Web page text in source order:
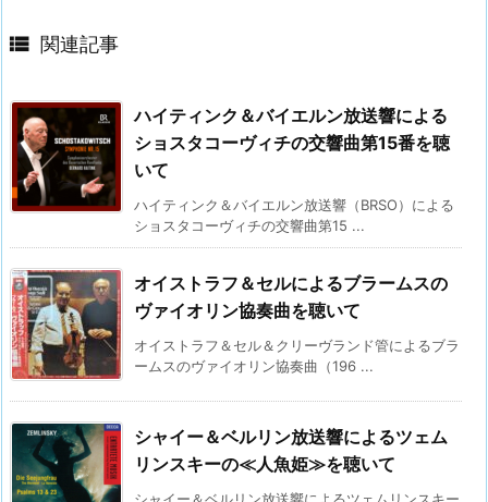
 関連記事
ハイティンク＆バイエルン放送響による
ショスタコーヴィチの交響曲第15番を聴
いて
ハイティンク＆バイエルン放送響（BRSO）による
ショスタコーヴィチの交響曲第15 ...
オイストラフ＆セルによるブラームスの
ヴァイオリン協奏曲を聴いて
オイストラフ＆セル＆クリーヴランド管によるブラ
ームスのヴァイオリン協奏曲（196 ...
シャイー＆ベルリン放送響によるツェム
リンスキーの≪人魚姫≫を聴いて